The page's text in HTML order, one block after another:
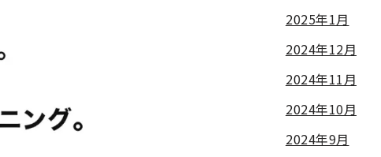
2025年1月
2024年12月
2024年11月
2024年10月
2024年9月